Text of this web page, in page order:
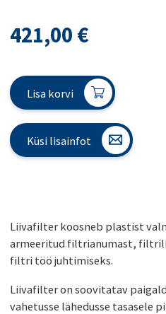
421,00 €
Lisa korvi
Küsi lisainfot
Liivafilter koosneb plastist
armeeritud filtrianumast,
filtri töö juhtimiseks.
Liivafilter on soovitatav
vahetusse lähedusse tasasele